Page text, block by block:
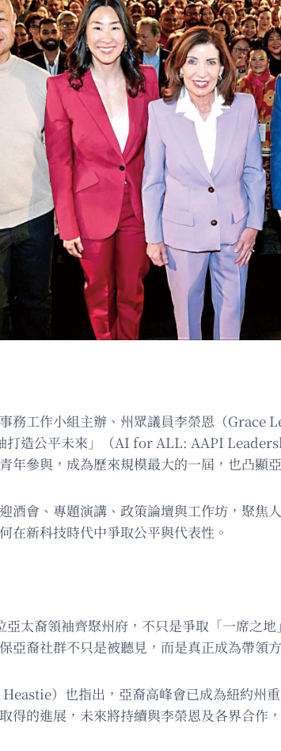
務工作小組主辦、州眾議員李榮恩（Grace
打造公平未來」（AI for ALL: AAPI
年參與，成為歷來規模最大的一屆，也凸顯
酒會、專題演講、政策論壇與工作坊，聚
在新科技時代中爭取公平與代表性。
亞太裔領袖齊聚州府，不只是爭取「一席之
亞裔社群不只是被聽見，而是真正成為帶領方
）也指出，亞裔高峰會已成為紐約州
得的進展，未來將持續與李榮恩及各界合作